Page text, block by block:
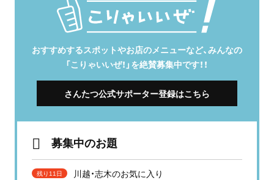
おすすめするスポットやお店のメニューなど、みんなの
「こりゃいいぜ！」を絶賛募集中です！！
さんたつ公式サポーター登録はこちら
募集中のお題
残り11日 川越・志木のお気に入り